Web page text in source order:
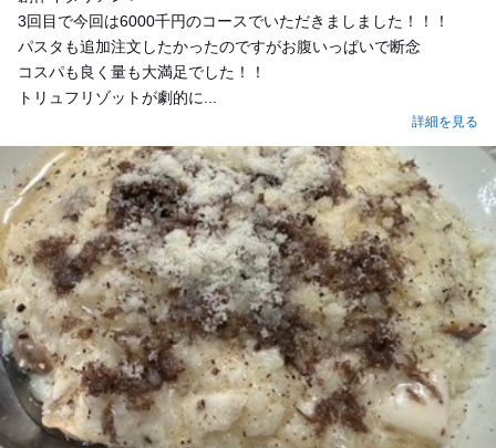
3回目で今回は6000千円のコースでいただきましました！！！
パスタも追加注文したかったのですがお腹いっぱいで断念
コスパも良く量も大満足でした！！
トリュフリゾットが劇的に...
詳細を見る